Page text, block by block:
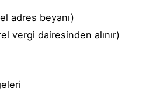
adres beyanı)
vergi dairesinden alınır)